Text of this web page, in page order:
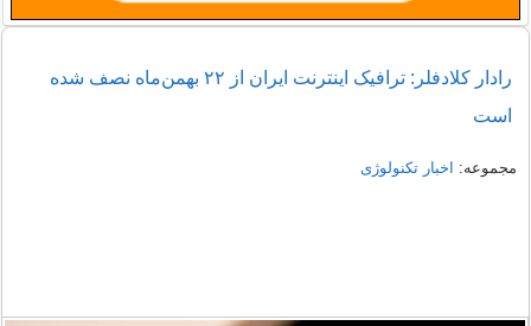
رادار کلادفلر: ترافیک اینترنت ایران از ۲۲ بهمن‌ماه نصف شده
است
مجموعه: اخبار تکنولوژی